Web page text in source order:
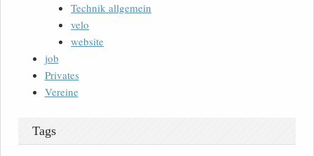
Technik allgemein
velo
website
job
Privates
Vereine
Tags